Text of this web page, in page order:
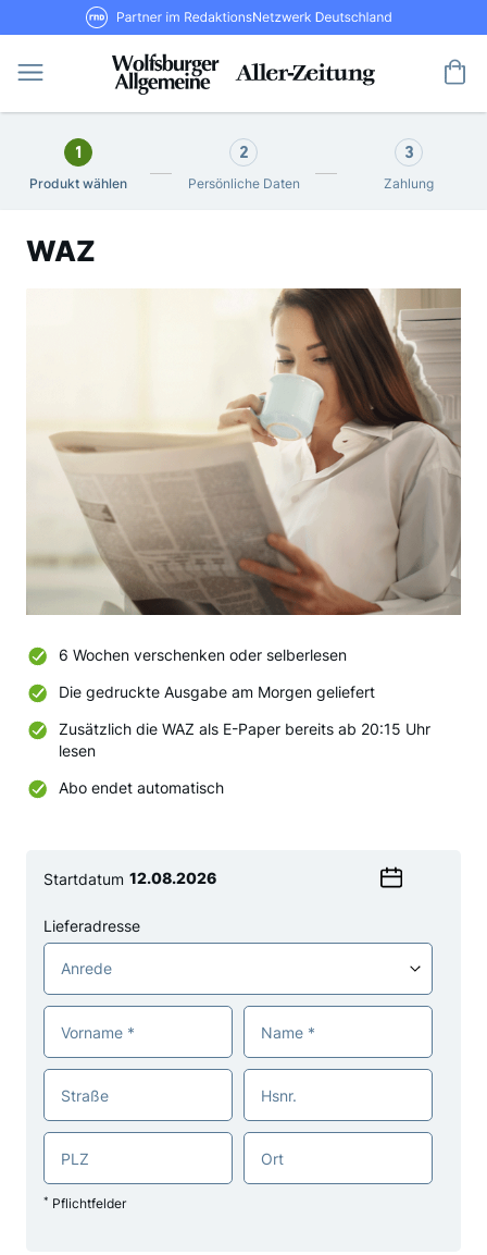
Direkt
zum
Inhalt
RND Partner im RedaktionsNetzwerk
1
Produkt wählen
2
Persönliche Daten
3
Zahlung
WAZ
6 Wochen verschenken oder selberlesen
Die gedruckte Ausgabe am Morgen geliefert
Zusätzlich die WAZ als E-Paper bereits ab 20:15 Uhr
lesen
Abo endet automatisch
Startdatum
ein
Datum
Lieferadresse
* Pflichtfelder